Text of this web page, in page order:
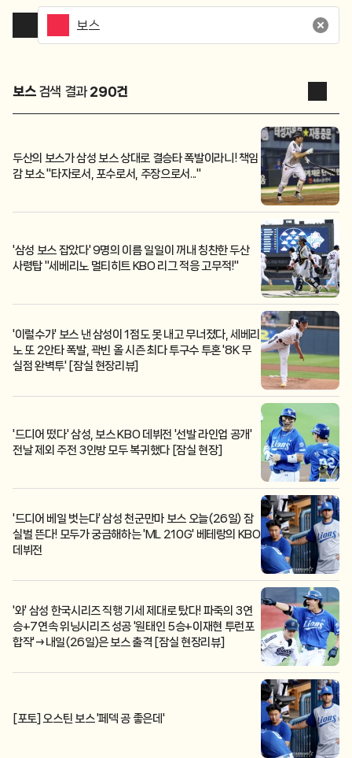
보스 검색 결과290건
두산의 보스가 삼성 보스 상대로 결승타 폭발이라니! 책임
감 보소 "타자로서, 포수로서, 주장으로서..."
'삼성 보스 잡았다' 9명의 이름 일일이 꺼내 칭찬한 두산
사령탑 "세베리노 멀티히트 KBO 리그 적응 고무적!"
'이럴수가' 보스 낸 삼성이 1점도 못 내고 무너졌다, 세베리
노 또 2안타 폭발, 곽빈 올 시즌 최다 투구수 투혼 '8K 무
실점 완벽투' [잠실 현장리뷰]
'드디어 떴다' 삼성, 보스 KBO 데뷔전 '선발 라인업 공개'
전날 제외 주전 3인방 모두 복귀했다 [잠실 현장]
'드디어 베일 벗는다' 삼성 천군만마 보스 오늘(26일) 잠
실벌 뜬다! 모두가 궁금해하는 'ML 210G' 베테랑의 KBO
데뷔전
'와' 삼성 한국시리즈 직행 기세 제대로 탔다! 파죽의 3연
승+7연속 위닝시리즈 성공 '원태인 5승+이재현 투런포
합작'→내일(26일)은 보스 출격 [잠실 현장리뷰]
[포토] 오스틴 보스 '페덱 공 좋은데'